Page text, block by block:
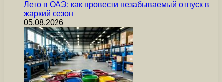
Лето в ОАЭ: как провести незабываемый отпуск в
жаркий сезон
05.08.2026